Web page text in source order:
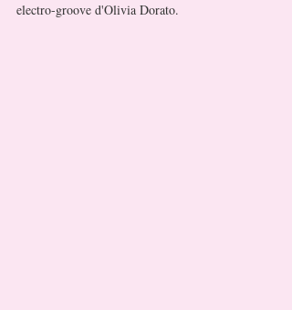
electro-groove d'Olivia Dorato.